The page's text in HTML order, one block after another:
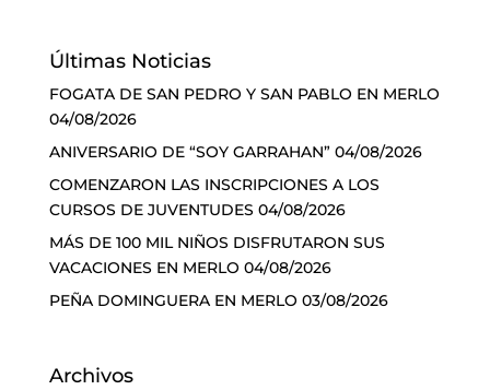
Últimas Noticias
FOGATA DE SAN PEDRO Y SAN PABLO EN MERLO
04/08/2026
ANIVERSARIO DE “SOY GARRAHAN” 04/08/2026
COMENZARON LAS INSCRIPCIONES A LOS
CURSOS DE JUVENTUDES 04/08/2026
MÁS DE 100 MIL NIÑOS DISFRUTARON SUS
VACACIONES EN MERLO 04/08/2026
PEÑA DOMINGUERA EN MERLO 03/08/2026
Archivos